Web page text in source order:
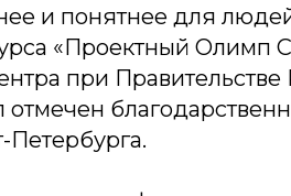
и понятнее для
«Проектный Олимп
при
отмечен
Петербурга.